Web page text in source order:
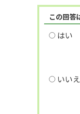
この回答
はい
いいえ